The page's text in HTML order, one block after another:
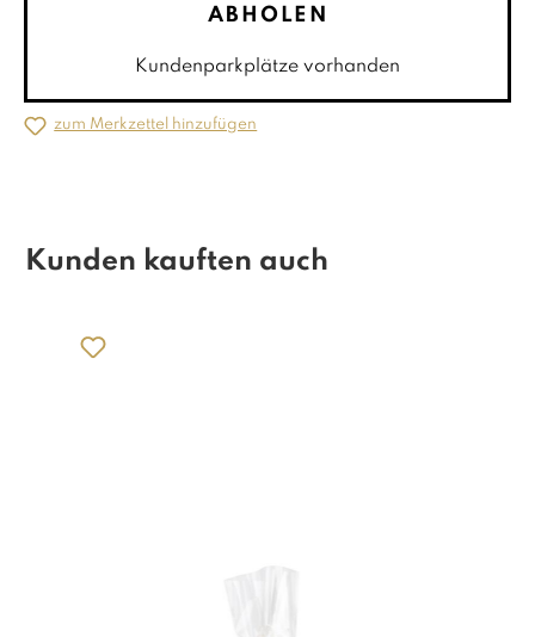
ABHOLEN
Kundenparkplätze vorhanden
zum Merkzettel hinzufügen
Kunden kauften auch